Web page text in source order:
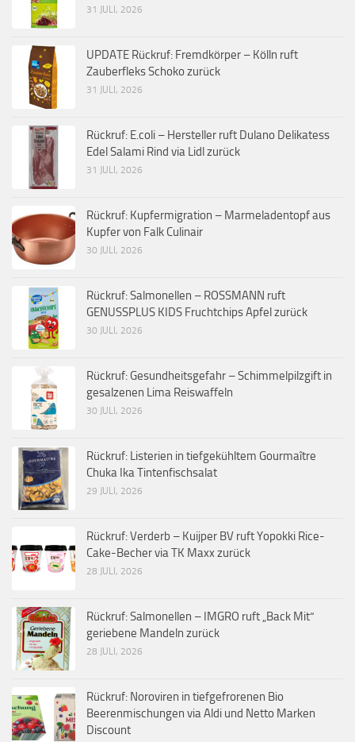
31 JULI, 2026
UPDATE Rückruf: Fremdkörper – Kölln ruft
Zauberfleks Schoko zurück
31 JULI, 2026
Rückruf: E.coli – Hersteller ruft Dulano Delikatess
Edel Salami Rind via Lidl zurück
31 JULI, 2026
Rückruf: Kupfermigration – Marmeladentopf aus
Kupfer von Falk Culinair
30 JULI, 2026
Rückruf: Salmonellen – ROSSMANN ruft
GENUSSPLUS KIDS Fruchtchips Apfel zurück
30 JULI, 2026
Rückruf: Gesundheitsgefahr – Schimmelpilzgift in
gesalzenen Lima Reiswaffeln
30 JULI, 2026
Rückruf: Listerien in tiefgekühltem Gourmaître
Chuka Ika Tintenfischsalat
29 JULI, 2026
Rückruf: Verderb – Kuijper BV ruft Yopokki Rice-
Cake-Becher via TK Maxx zurück
28 JULI, 2026
Rückruf: Salmonellen – IMGRO ruft „Back Mit“
geriebene Mandeln zurück
28 JULI, 2026
Rückruf: Noroviren in tiefgefrorenen Bio
Beerenmischungen via Aldi und Netto Marken
Discount